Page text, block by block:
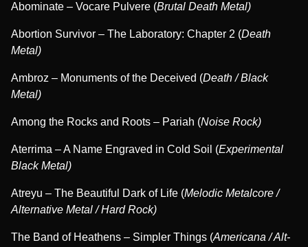
Abominate – Vocare Pulvere (Brutal Death Metal)
Abortion Survivor – The Laboratory: Chapter 2 (Death
Metal)
Ambroz – Monuments of the Deceived (Death / Black
Metal)
Among the Rocks and Roots – Pariah (Noise Rock)
Aterrima – A Name Engraved in Cold Soil (Experimental
Black Metal)
Atreyu – The Beautiful Dark of Life (Melodic Metalcore /
Alternative Metal / Hard Rock)
The Band of Heathens – Simpler Things (Americana / Alt-